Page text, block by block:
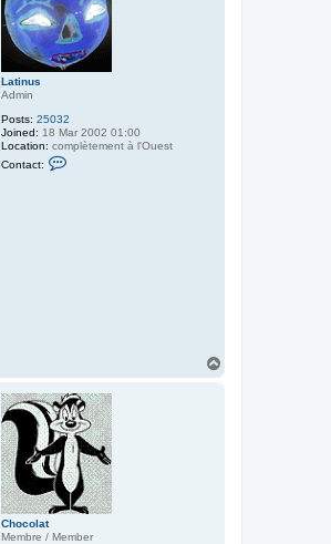
Latinus
Admin
Posts: 25032
Joined: 18 Mar 2002 01:00
Location: complètement à l'Ouest
Contact:
Chocolat
Membre / Member